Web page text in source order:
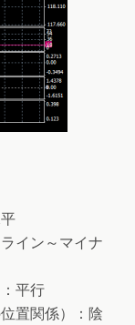
イン～マイナ
平行
置関係）：陰